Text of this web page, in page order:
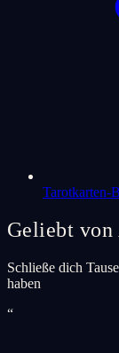
Tarotkarten-
Geliebt von
Schließe dich
haben
“